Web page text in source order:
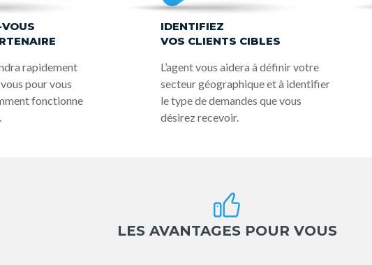
rapidement
pour vous
fonctionne
IDENTIFIEZ
VOS CLIENTS CIBLES
L’agent vous aidera à définir votre
secteur géographique et à identifier
le type de demandes que vous
désirez recevoir.
LES AVANTAGES POUR VOUS